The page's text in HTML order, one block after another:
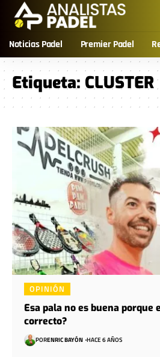
Noticias Padel Premier Padel
Etiqueta: CLUSTER
OPINIÓN
Esa pala no es buena porque
correcto?
PORENRIC BAYÓN HACE 6 AÑOS